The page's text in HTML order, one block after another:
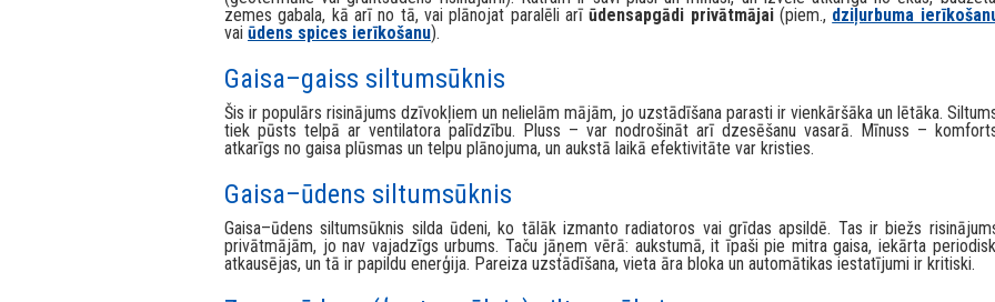
Siltuma avoti: gaiss, zeme, ūdens un gruntsūdens
Mūsdienās visbiežāk sastopami trīs siltumsūkņu virzieni:gaisa–gaiss,gaisa–ūdensunzeme/
(ģeotermālie vai gruntsūdens risinājumi). Katram ir savi plusi un mīnusi, un izvēle atkarīga no ēkas,
zemes gabala, kā arī no tā, vai plānojat paralēli arīūdensapgādi privātmājai(piem.,
Gaisa–gaiss siltumsūknis
Šis ir populārs risinājums dzīvokļiem un nelielām mājām, jo uzstādīšana parasti ir vienkāršāka un lētāka.
tiek pūsts telpā ar ventilatora palīdzību. Pluss – var nodrošināt arī dzesēšanu vasarā. Mīnuss – komforts